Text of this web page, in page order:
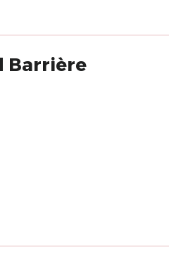
Barrière